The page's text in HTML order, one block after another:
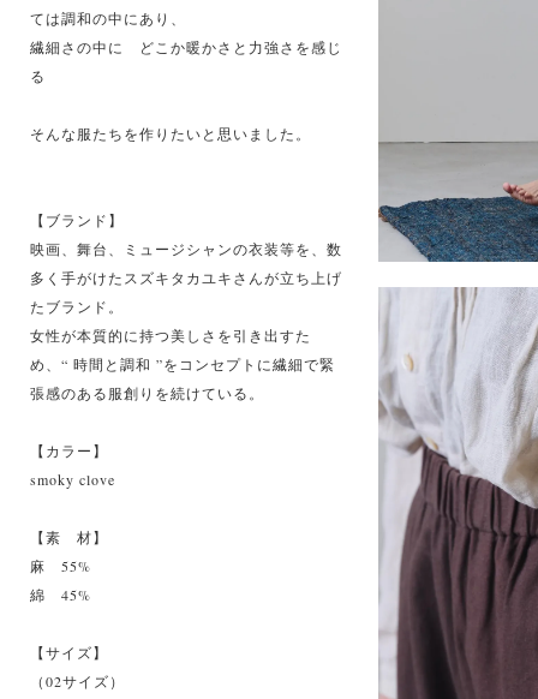
ては調和の中にあり、
繊細さの中に どこか暖かさと力強さを感じ
る
そんな服たちを作りたいと思いました。
【ブランド】
映画、舞台、ミュージシャンの衣装等を、数
多く手がけたスズキタカユキさんが立ち上げ
たブランド。
女性が本質的に持つ美しさを引き出すた
め、“ 時間と調和 ”をコンセプトに繊細で緊
張感のある服創りを続けている。
【カラー】
smoky clove
【素 材】
麻 55%
綿 45%
【サイズ】
（02サイズ）